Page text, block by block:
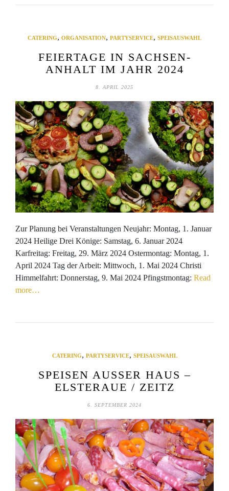
CATERING, ORGANISATION, PARTYSERVICE, SPEISAUSWAHL
FEIERTAGE IN SACHSEN-
ANHALT IM JAHR 2024
8. APRIL 2025
Zur Planung bei Veranstaltungen Neujahr: Montag, 1. Januar
2024 Heilige Drei Könige: Samstag, 6. Januar 2024
Karfreitag: Freitag, 29. März 2024 Ostermontag: Montag, 1.
April 2024 Tag der Arbeit: Mittwoch, 1. Mai 2024 Christi
Himmelfahrt: Donnerstag, 9. Mai 2024 Pfingstmontag: Read
more…
CATERING, PARTYSERVICE, SPEISAUSWAHL
SPEISEN AUSSER HAUS –
ELSTERAUE / ZEITZ
6. SEPTEMBER 2024